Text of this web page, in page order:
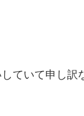
ていて申し訳